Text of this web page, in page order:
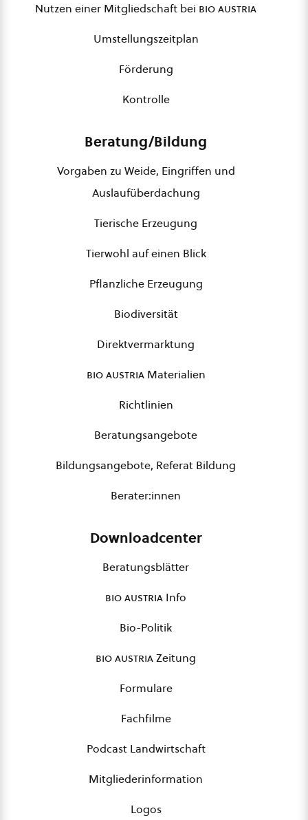
Nutzen einer Mitgliedschaft bei bio austria
Umstellungszeitplan
Förderung
Kontrolle
Beratung/Bildung
Vorgaben zu Weide, Eingriffen und
Auslaufüberdachung
Tierische Erzeugung
Tierwohl auf einen Blick
Pflanzliche Erzeugung
Biodiversität
Direktvermarktung
bio austriaMaterialien
Richtlinien
Beratungsangebote
Bildungsangebote, Referat Bildung
Berater:innen
Downloadcenter
Beratungsblätter
bio austria Info
Bio-Politik
bio austriaZeitung
Formulare
Fachfilme
Podcast Landwirtschaft
Mitgliederinformation
Logos